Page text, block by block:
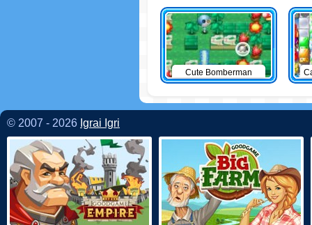
Cute Bomberman
© 2007 - 2026 Igrai Igri